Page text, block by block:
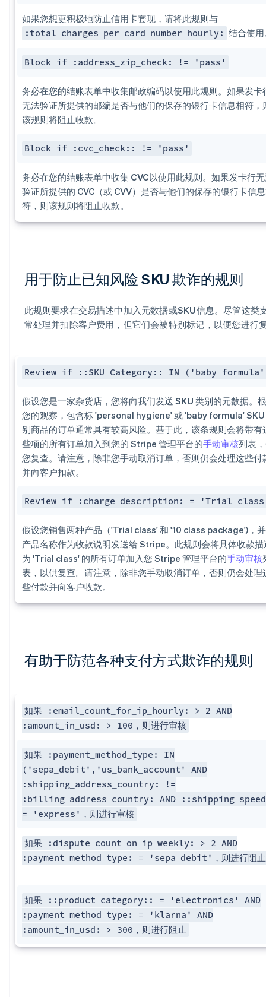
如果您想更积极地防止信用卡套现，请将此规则与
:total_charges_per_card_number_hourly: 结合使用
Block if :address_zip_check: != 'pass'
务必在您的结账表单中收集邮政编码以使用此规则。如果发卡
无法验证所提供的邮编是否与他们的保存的银行卡信息相符，
该规则将阻止收款。
Block if :cvc_check:: != 'pass'
务必在您的结账表单中收集 CVC以使用此规则。如果发卡行
验证所提供的 CVC（或 CVV）是否与他们的保存的银行卡信
符，则该规则将阻止收款。
用于防止已知风险 SKU 欺诈的规则
此规则要求在交易描述中加入元数据或SKU信息。尽管这类
常处理并扣除客户费用，但它们会被特别标记，以便您进行
Review if ::SKU Category:: IN ('baby
假设您是一家杂货店，您将向我们发送 SKU 类别的元数据。
您的观察，包含标 'personal hygiene' 或 'baby formula' SKU
别商品的订单通常具有较高风险。基于此，该条规则会将带有
些项的所有订单加入到您的 Stripe 管理平台的手动审核列表
您复查。请注意，除非您手动取消订单，否则仍会处理这些付
并向客户扣款。
Review if :charge_description: = 'Trial
假设您销售两种产品（'Trial class' 和 '10 class package')，
产品名称作为收款说明发送给 Stripe。此规则会将具体收款描
为 'Trial class' 的所有订单加入您 Stripe 管理平台的手动审核
表，以供复查。请注意，除非您手动取消订单，否则仍会处理
些付款并向客户收款。
有助于防范各种支付方式欺诈的规则
如果 :email_count_for_ip_hourly: > 2 AND
:amount_in_usd: > 100，则进行审核
如果 :payment_method_type: IN
('sepa_debit','us_bank_account' AND
:shipping_address_country: !=
:billing_address_country: AND
= 'express'，则进行审核
如果 :dispute_count_on_ip_weekly: > 2 AND
:payment_method_type: = 'sepa_debit'，则进行阻止
如果 ::product_category:: = 'electronics' AND
:payment_method_type: = 'klarna' AND
:amount_in_usd: > 300，则进行阻止